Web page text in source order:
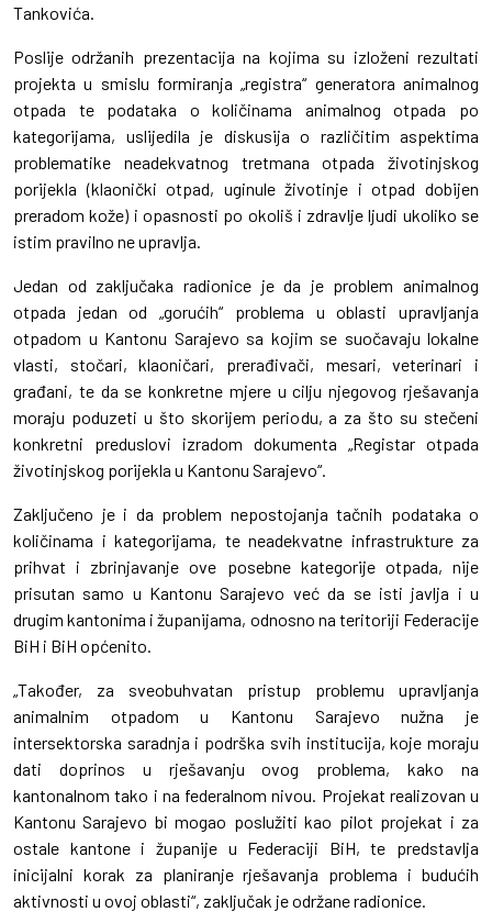
Tankovića.
Poslije održanih prezentacija na kojima su izloženi rezultati
projekta u smislu formiranja „registra“ generatora animalnog
otpada te podataka o količinama animalnog otpada po
kategorijama, uslijedila je diskusija o različitim aspektima
problematike neadekvatnog tretmana otpada životinjskog
porijekla (klaonički otpad, uginule životinje i otpad dobijen
preradom kože) i opasnosti po okoliš i zdravlje ljudi ukoliko se
istim pravilno ne upravlja.
Jedan od zaključaka radionice je da je problem animalnog
otpada jedan od „gorućih“ problema u oblasti upravljanja
otpadom u Kantonu Sarajevo sa kojim se suočavaju lokalne
vlasti, stočari, klaoničari, prerađivači, mesari, veterinari i
građani, te da se konkretne mjere u cilju njegovog rješavanja
moraju poduzeti u što skorijem periodu, a za što su stečeni
konkretni preduslovi izradom dokumenta „Registar otpada
životinjskog porijekla u Kantonu Sarajevo“.
Zaključeno je i da problem nepostojanja tačnih podataka o
količinama i kategorijama, te neadekvatne infrastrukture za
prihvat i zbrinjavanje ove posebne kategorije otpada, nije
prisutan samo u Kantonu Sarajevo već da se isti javlja i u
drugim kantonima i županijama, odnosno na teritoriji Federacije
BiH i BiH općenito.
„Također, za sveobuhvatan pristup problemu upravljanja
animalnim otpadom u Kantonu Sarajevo nužna je
intersektorska saradnja i podrška svih institucija, koje moraju
dati doprinos u rješavanju ovog problema, kako na
kantonalnom tako i na federalnom nivou. Projekat realizovan u
Kantonu Sarajevo bi mogao poslužiti kao pilot projekat i za
ostale kantone i županije u Federaciji BiH, te predstavlja
inicijalni korak za planiranje rješavanja problema i budućih
aktivnosti u ovoj oblasti“, zaključak je održane radionice.